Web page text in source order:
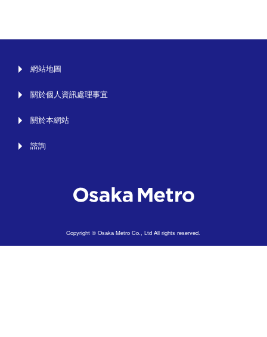
網站地圖
關於個人資訊處理事宜
關於本網站
諮詢
Copyright © Osaka Metro Co., Ltd All rights reserved.